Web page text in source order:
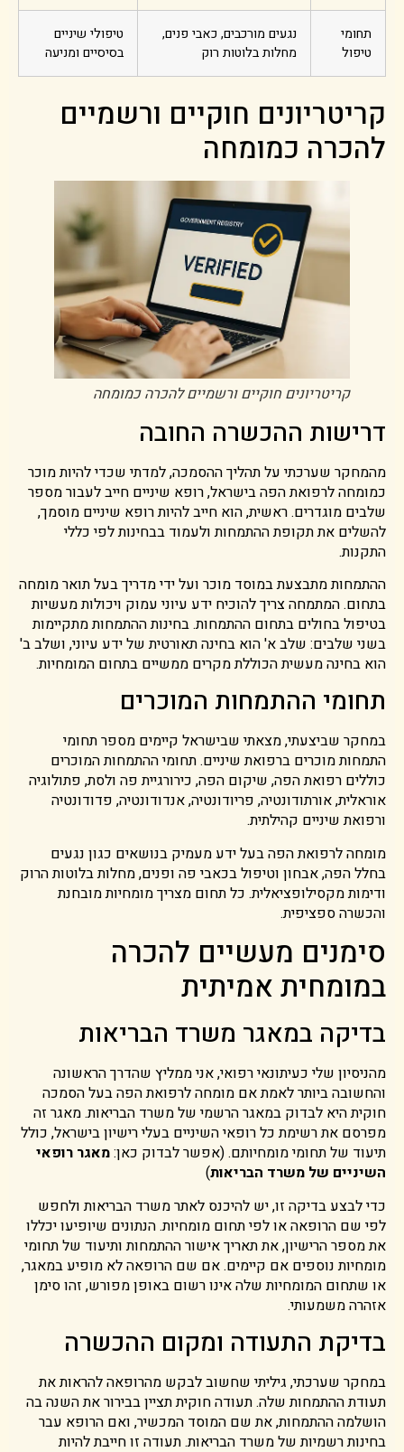
תחומי
טיפול
נגעים מורכבים, כאבי פנים,
מחלות בלוטות רוק
טיפולי שיניים
בסיסיים ומניעה
קריטריונים חוקיים ורשמיים
להכרה כמומחה
קריטריונים חוקיים ורשמיים להכרה כמומחה
דרישות ההכשרה החובה
מהמחקר שערכתי על תהליך ההסמכה, למדתי שכדי להיות מוכר
כמומחה לרפואת הפה בישראל, רופא שיניים חייב לעבור מספר
שלבים מוגדרים. ראשית, הוא חייב להיות רופא שיניים מוסמך,
להשלים את תקופת ההתמחות ולעמוד בבחינות לפי כללי
התקנות.
ההתמחות מתבצעת במוסד מוכר ועל ידי מדריך בעל תואר מומחה
בתחום. המתמחה צריך להוכיח ידע עיוני עמוק ויכולות מעשיות
בטיפול בחולים בתחום ההתמחות. בחינות ההתמחות מתקיימות
בשני שלבים: שלב א' הוא בחינה תאורטית של ידע עיוני, ושלב ב'
הוא בחינה מעשית הכוללת מקרים ממשיים בתחום המומחיות.
תחומי ההתמחות המוכרים
במחקר שביצעתי, מצאתי שבישראל קיימים מספר תחומי
התמחות מוכרים ברפואת שיניים. תחומי ההתמחות המוכרים
כוללים רפואת הפה, שיקום הפה, כירורגיית פה ולסת, פתולוגיה
אוראלית, אורתודונטיה, פריודונטיה, אנדודונטיה, פדודונטיה
ורפואת שיניים קהילתית.
מומחה לרפואת הפה בעל ידע מעמיק בנושאים כגון נגעים
בחלל הפה, אבחון וטיפול בכאבי פה ופנים, מחלות בלוטות הרוק
ודימות מקסילופציאלית. כל תחום מצריך מומחיות מובחנת
והכשרה ספציפית.
סימנים מעשיים להכרה
במומחית אמיתית
בדיקה במאגר משרד הבריאות
מהניסיון שלי כעיתונאי רפואי, אני ממליץ שהדרך הראשונה
והחשובה ביותר לאמת אם מומחה לרפואת הפה בעל הסמכה
חוקית היא לבדוק במאגר הרשמי של משרד הבריאות. מאגר זה
מפרסם את רשימת כל רופאי השיניים בעלי רישיון בישראל, כולל
תיעוד של תחומי מומחיותם. (אפשר לבדוק כאן:מאגר רופאי
השיניים של משרד הבריאות)
כדי לבצע בדיקה זו, יש להיכנס לאתר משרד הבריאות ולחפש
לפי שם הרופאה או לפי תחום מומחיות. הנתונים שיופיעו יכללו
את מספר הרישיון, את תאריך אישור ההתמחות ותיעוד של תחומי
מומחיות נוספים אם קיימים. אם שם הרופאה לא מופיע במאגר,
או שתחום המומחיות שלה אינו רשום באופן מפורש, זהו סימן
אזהרה משמעותי.
בדיקת התעודה ומקום ההכשרה
במחקר שערכתי, גיליתי שחשוב לבקש מהרופאה להראות את
תעודת ההתמחות שלה. תעודה חוקית תציין בבירור את השנה בה
הושלמה ההתמחות, את שם המוסד המכשיר, ואם הרופא עבר
בחינות רשמיות של משרד הבריאות. תעודה זו חייבת להיות